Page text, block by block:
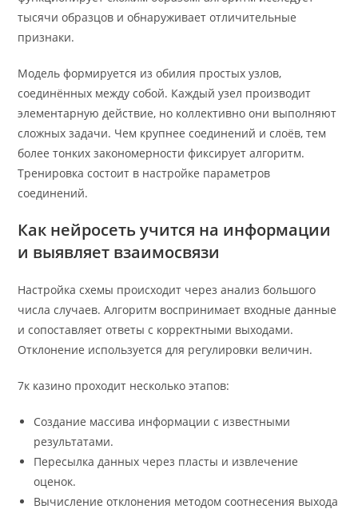
тысячи образцов и обнаруживает отличительные
признаки.
Модель формируется из обилия простых узлов,
соединённых между собой. Каждый узел производит
элементарную действие, но коллективно они выполняют
сложных задачи. Чем крупнее соединений и слоёв, тем
более тонких закономерности фиксирует алгоритм.
Тренировка состоит в настройке параметров
соединений.
Как нейросеть учится на информации
и выявляет взаимосвязи
Настройка схемы происходит через анализ большого
числа случаев. Алгоритм воспринимает входные данные
и сопоставляет ответы с корректными выходами.
Отклонение используется для регулировки величин.
7к казино проходит несколько этапов:
Создание массива информации с известными
результатами.
Пересылка данных через пласты и извлечение
оценок.
Вычисление отклонения методом соотнесения выхода